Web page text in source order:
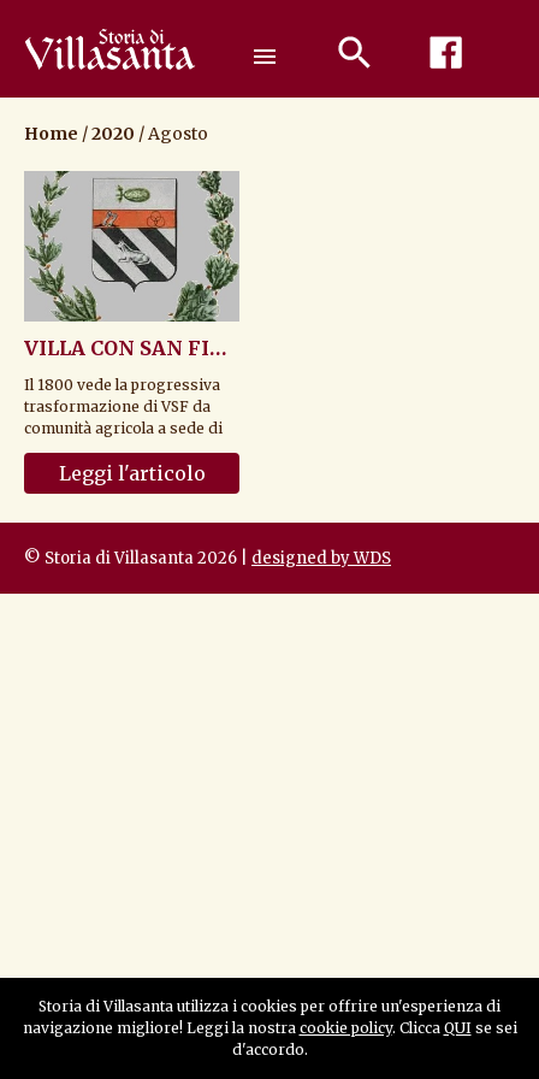
contenuto
menu
Home /2020 /Agosto
VILLA CON SAN FIORANO – Parte III° ( Dal 1800 alla ...
Il 1800 vede la progressiva
trasformazione di VSF da
comunità agricola a sede di
primi importanti
insediamenti indust...
Leggi l'articolo
© Storia di Villasanta 2026 | designed by WDS
Storia di Villasanta utilizza i cookies per offrire un'esperienza di
navigazione migliore! Leggi la nostra cookie policy. Clicca QUIse sei
d'accordo.